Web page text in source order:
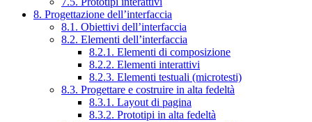
8. Progettazione dell’interfaccia
8.1. Obiettivi dell’interfaccia
8.2. Elementi dell’interfaccia
8.2.1. Elementi di composizione
8.2.2. Elementi interattivi
8.2.3. Elementi testuali (microtesti)
8.3. Progettare e costruire in alta fedeltà
8.3.1. Layout di pagina
8.3.2. Prototipi in alta fedeltà